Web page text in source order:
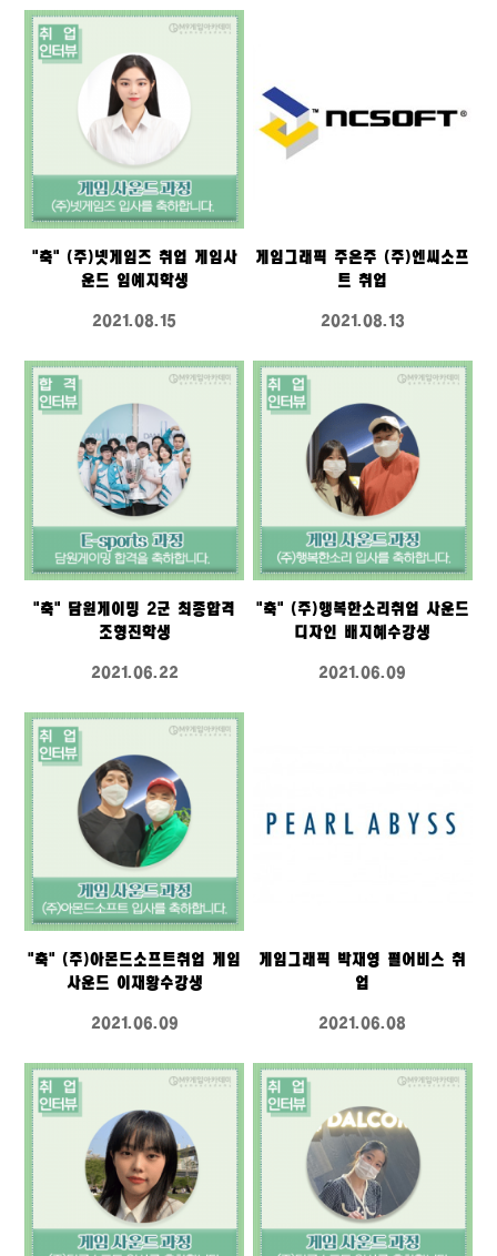
"축" (주)넷게임즈 취업 게임사
운드 임예지학생
2021.08.15
게임그래픽 주은주 (주)엔씨소프
트 취업
2021.08.13
"축" 담원게이밍 2군 최종합격
조형진학생
2021.06.22
"축" (주)행복한소리취업 사운드
디자인 배지혜수강생
2021.06.09
"축" (주)아몬드소프트취업 게임
사운드 이재황수강생
2021.06.09
게임그래픽 박재영 펄어비스 취
업
2021.06.08